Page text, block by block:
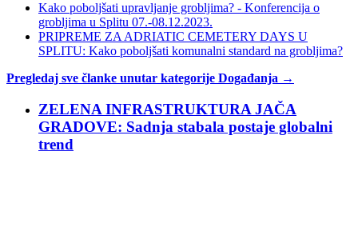
Kako poboljšati upravljanje grobljima? - Konferencija o
grobljima u Splitu 07.-08.12.2023.
PRIPREME ZA ADRIATIC CEMETERY DAYS U
SPLITU: Kako poboljšati komunalni standard na grobljima?
Pregledaj sve članke unutar kategorije Događanja →
ZELENA INFRASTRUKTURA JAČA
GRADOVE: Sadnja stabala postaje globalni
trend